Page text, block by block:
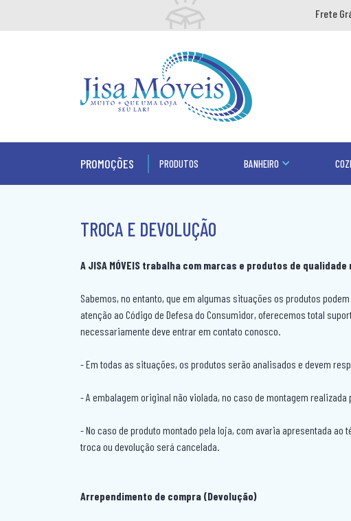
Frete
PROMOÇÕES PRODUTOS BANHEIRO
TROCA E DEVOLUÇÃO
A JISA MÓVEIS trabalha com marcas e produtos de
Sabemos, no entanto, que em algumas situações os produtos
atenção ao Código de Defesa do Consumidor, oferecemos total
necessariamente deve entrar em contato conosco.
- Em todas as situações, os produtos serão analisados e devem
- A embalagem original não violada, no caso de montagem
- No caso de produto montado pela loja, com avaria apresentada
troca ou devolução será cancelada.
Arrependimento de compra (Devolução)